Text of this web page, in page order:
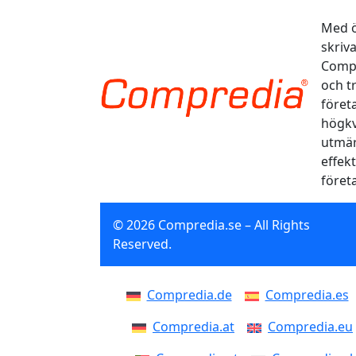
Med
och
© 2026 Compredia.se – All Rights
Reserved.
Compredia.de Compredia.es
Compredia.at
Compredia.eu